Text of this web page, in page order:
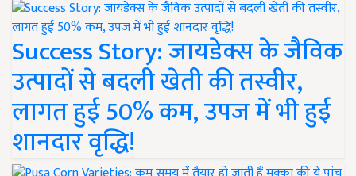
Success Story: जायडेक्स के जैविक
उत्पादों से बदली खेती की तस्वीर,
लागत हुई 50% कम, उपज में भी हुई
शानदार वृद्धि!